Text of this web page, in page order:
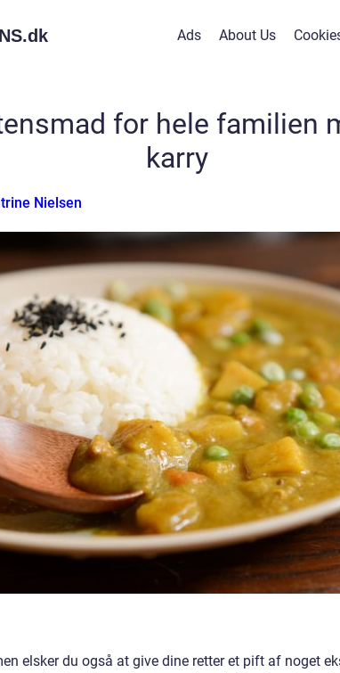
dk Ads About Us
for hele familien
karry
Nielsen
elsker du også at give dine retter et pift af noget